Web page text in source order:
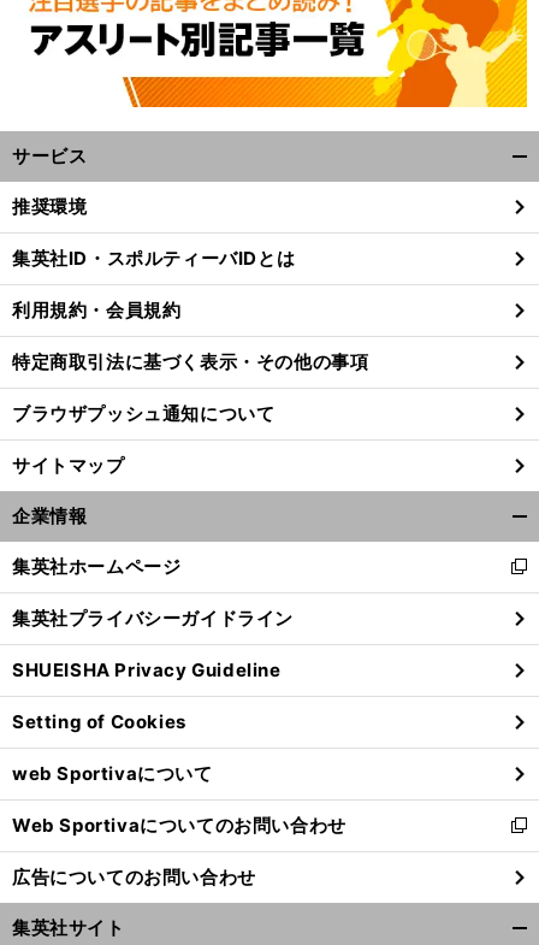
連
。
、
サービス
閉
る
推奨環境
集英社ID・スポルティーバIDとは
利用規約・会員規約
特定商取引法に基づく表示・その他の事項
ブラウザプッシュ通知について
サイトマップ
企業情報
閉
る
集英社ホームページ
新
し
い
ウ
ィ
ン
ド
ウ
で
開
く
集英社プライバシーガイドライン
SHUEISHA Privacy Guideline
Setting of Cookies
web Sportivaについて
Web Sportivaについてのお問い合わせ
新
し
い
ウ
ィ
広告についてのお問い合わせ
集英社サイト